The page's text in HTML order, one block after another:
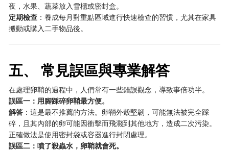
夜，水果、蔬菜放入雪櫃或密封盒。
定期檢查 ：養成每月對重點區域進行快速檢查的習慣，尤其在家具
搬動或購入二手物品後。
五、 常見誤區與專業解答
在處理卵鞘的過程中，人們常有一些錯誤觀念，導致事倍功半。
誤區一：用腳踩碎卵鞘最方便。
解答 ：這是最不推薦的方法。卵鞘外殼堅韌，可能無法被完全踩
碎，且其內部的卵可能因衝擊而飛濺到其他地方，造成二次污染。
正確做法是使用密封袋或容器進行封閉處理。
誤區二：噴了殺蟲水，卵鞘就會死。